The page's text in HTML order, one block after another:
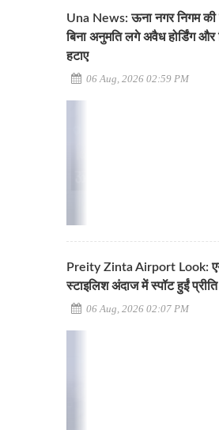
Una News: ऊना नगर निगम की
बिना अनुमति लगे अवैध होर्डिंग और
हटाए
06 Aug, 2026 02:59 PM
Preity Zinta Airport Look:
स्टाइलिश अंदाज में स्पॉट हुईं प्रीति
06 Aug, 2026 02:07 PM